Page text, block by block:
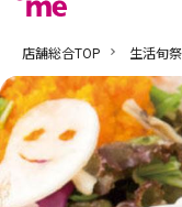
店舗総合TOP 生活旬祭